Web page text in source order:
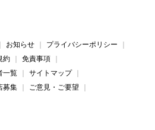
お知らせ
プライバシーポリシー
約
免責事項
一覧
サイトマップ
募集
ご意見・ご要望